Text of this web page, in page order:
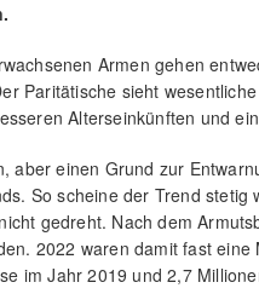
Armen gehen
Paritätische sieht
Alterseinkünften und
aber einen Grund zur
So scheine der Trend
gedreht. Nach dem
2022 waren damit fast
im Jahr 2019 und 2,7